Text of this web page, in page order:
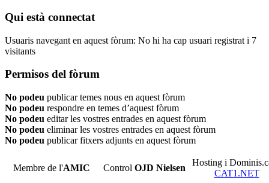
Qui està connectat
Usuaris navegant en aquest fòrum: No hi ha cap usuari registrat i 7
visitants
Permisos del fòrum
No podeu publicar temes nous en aquest fòrum
No podeu respondre en temes d’aquest fòrum
No podeu editar les vostres entrades en aquest fòrum
No podeu eliminar les vostres entrades en aquest fòrum
No podeu publicar fitxers adjunts en aquest fòrum
Membre de l'AMIC Control OJD Nielsen
Hosting i
CAT1.NET